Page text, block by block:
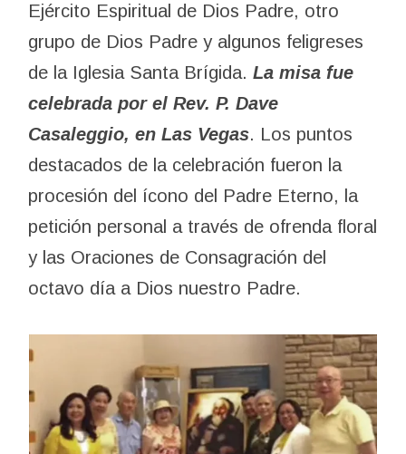
Ejército Espiritual de Dios Padre, otro
grupo de Dios Padre y algunos feligreses
de la Iglesia Santa Brígida.La misa fue
celebrada por el Rev. P. Dave
Casaleggio, en Las Vegas. Los puntos
destacados de la celebración fueron la
procesión del ícono del Padre Eterno, la
petición personal a través de ofrenda floral
y las Oraciones de Consagración del
octavo día a Dios nuestro Padre.